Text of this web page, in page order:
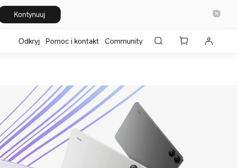
Kontynuuj
Odkryj Pomoc i kontakt Community